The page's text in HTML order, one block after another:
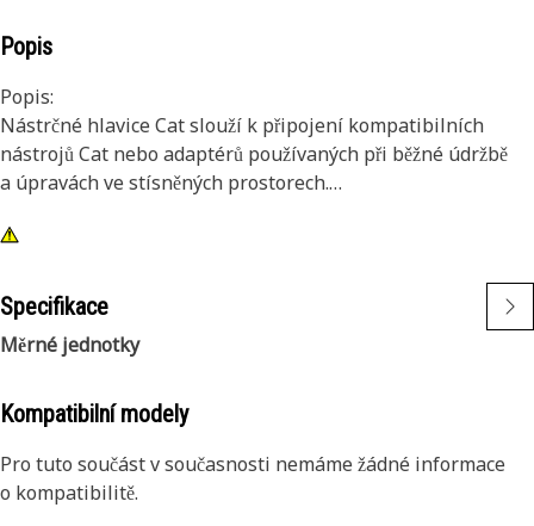
Popis
Popis:
Nástrčné hlavice Cat slouží k připojení kompatibilních
nástrojů Cat nebo adaptérů používaných při běžné údržbě
a úpravách ve stísněných prostorech.
Atributy:
• Standardní délka
• Čtyřhranný nástavec 3/8 in
• Chromovaný povrch
Specifikace
Měrné jednotky
Kompatibilní modely
Pro tuto součást v současnosti nemáme žádné informace
o kompatibilitě.